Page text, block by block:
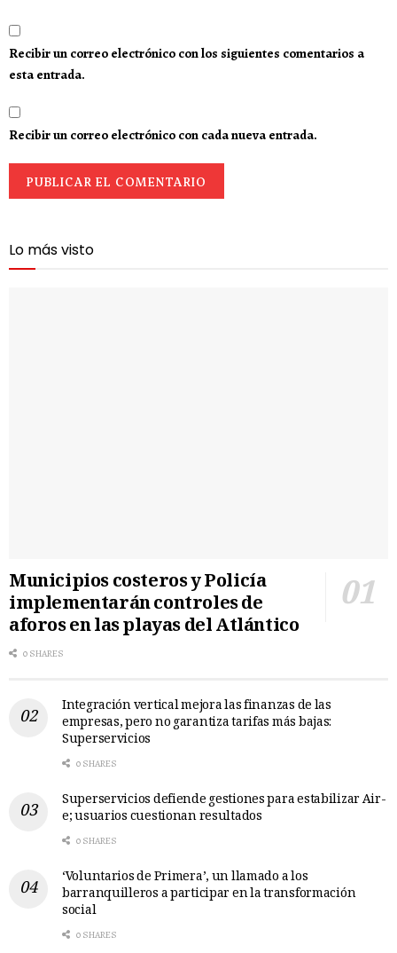
Recibir un correo electrónico con los siguientes comentarios a
esta entrada.
Recibir un correo electrónico con cada nueva entrada.
Lo más visto
Municipios costeros y Policía
implementarán controles de
aforos en las playas del Atlántico
0 SHARES
Integración vertical mejora las finanzas de las
empresas, pero no garantiza tarifas más bajas:
Superservicios
0 SHARES
Superservicios defiende gestiones para estabilizar Air-
e; usuarios cuestionan resultados
0 SHARES
‘Voluntarios de Primera’, un llamado a los
barranquilleros a participar en la transformación
social
0 SHARES